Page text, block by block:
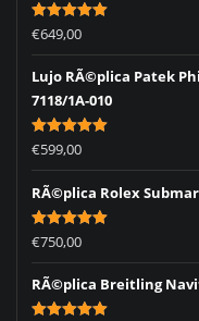
Rated5.00
out of 5
€649,00
Lujo RÃ©plica Patek
7118/1A-010
Rated5.00
out of 5
€599,00
RÃ©plica Rolex
Rated5.00
out of 5
€750,00
RÃ©plica Breitling